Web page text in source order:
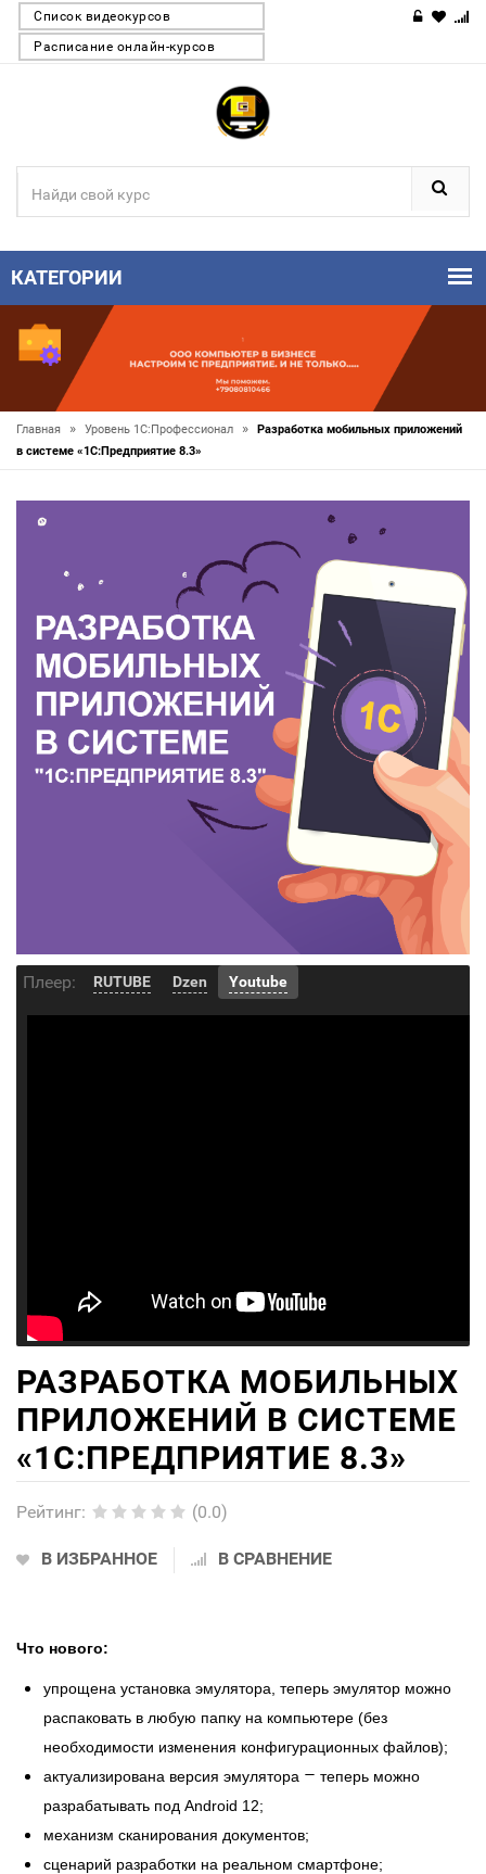
Список видеокурсов
Расписание онлайн-курсов
КАТЕГОРИИ
Главная » Уровень 1С:Профессионал »
Разработка мобильных приложений
в системе «1С:Предприятие 8.3»
Плеер: RUTUBE Dzen Youtube
РАЗРАБОТКА МОБИЛЬНЫХ
ПРИЛОЖЕНИЙ В СИСТЕМЕ
«1С:ПРЕДПРИЯТИЕ 8.3»
Рейтинг: (0.0)
В ИЗБРАННОЕ В СРАВНЕНИЕ
Что нового:
упрощена установка эмулятора, теперь эмулятор можно
распаковать в любую папку на компьютере (без
необходимости изменения конфигурационных файлов);
актуализирована версия эмулятора – теперь можно
разрабатывать под Android 12;
механизм сканирования документов;
сценарий разработки на реальном смартфоне;